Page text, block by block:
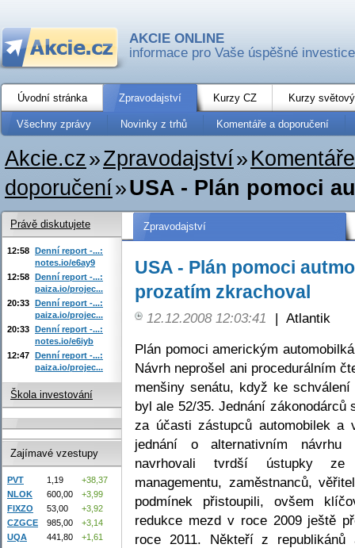
AKCIE ONLINE
informace pro Vaše úspěšné investice
Úvodní stránka Zpravodajství Kurzy CZ Kurzy
Všechny zprávy Novinky z trhů Komentáře a doporučení
Akcie.cz»Zpravodajství»
doporučení»USA - Plán pomoci
Zpravodajství
USA - Plán pomoci
prozatím zkrachoval
12.12.2008 12:03:41 | Atlantik
Plán pomoci americkým
Návrh neprošel ani procedurálním
menšiny senátu, když ke
byl ale 52/35. Jednání
za účasti zástupců automobilek a
jednání o alternativním návrhu
navrhovali tvrdší ústupky ze
managementu, zaměstnanců,
podmínek přistoupili, ovšem
redukce mezd v roce 2009 ještě
roce 2011. Někteří z
Právě diskutujete
12:58 Denní report -...:
notes.io/e6ay9
12:58 Denní report -...:
paiza.io/projec...
20:33 Denní report -...:
paiza.io/projec...
20:33 Denní report -...:
notes.io/e6iyb
12:47 Denní report -...:
paiza.io/projec...
Škola investování
Zajímavé vzestupy
PVT 1,19
+38,37
NLOK
600,00
+3,99
FIXZO
53,00
+3,92
CZGCE
985,00
+3,14
UQA
441,80 +1,61